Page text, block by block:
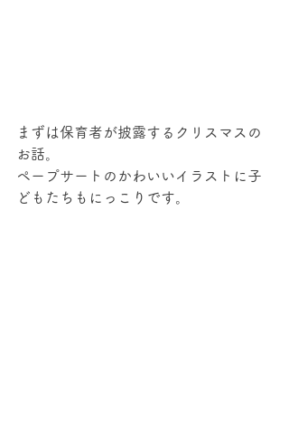
まずは保育者が披露するクリスマスの
お話。
ペープサートのかわいいイラストに子
どもたちもにっこりです。